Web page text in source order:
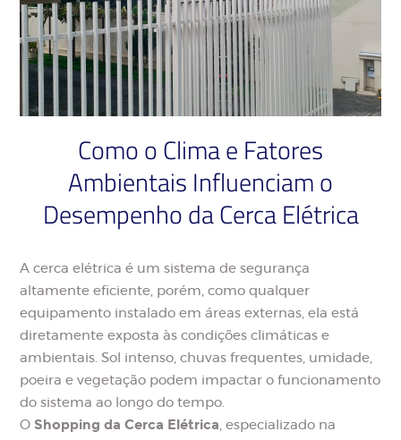
Como o Clima e Fatores
Ambientais Influenciam o
Desempenho da Cerca Elétrica
A cerca elétrica é um sistema de segurança
altamente eficiente, porém, como qualquer
equipamento instalado em áreas externas, ela está
diretamente exposta às condições climáticas e
ambientais. Sol intenso, chuvas frequentes, umidade,
poeira e vegetação podem impactar o funcionamento
do sistema ao longo do tempo.
O Shopping da Cerca Elétrica, especializado na